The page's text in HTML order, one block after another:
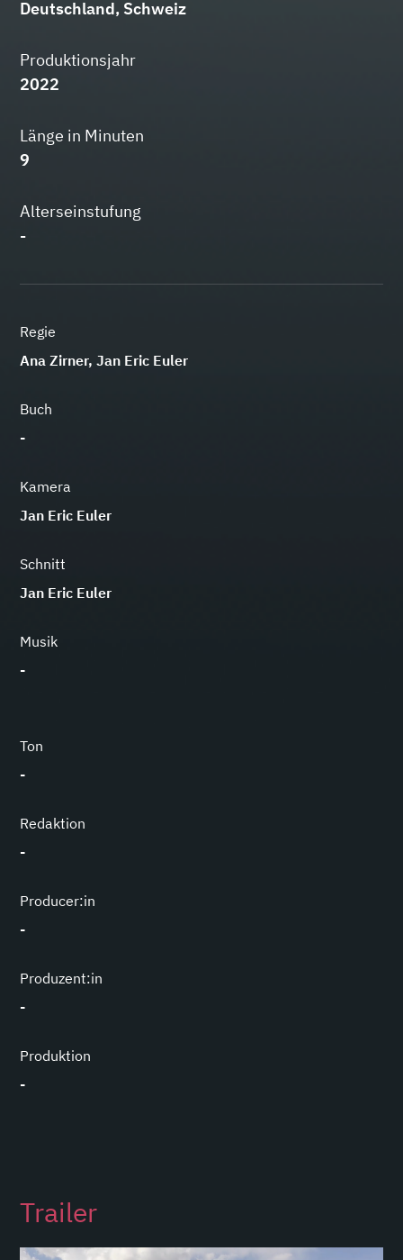
Deutschland, Schweiz
Produktionsjahr
2022
Länge in Minuten
9
Alterseinstufung
-
Regie
Ana Zirner, Jan Eric Euler
Buch
-
Kamera
Jan Eric Euler
Schnitt
Jan Eric Euler
Musik
-
Ton
-
Redaktion
-
Producer:in
-
Produzent:in
-
Produktion
-
Trailer